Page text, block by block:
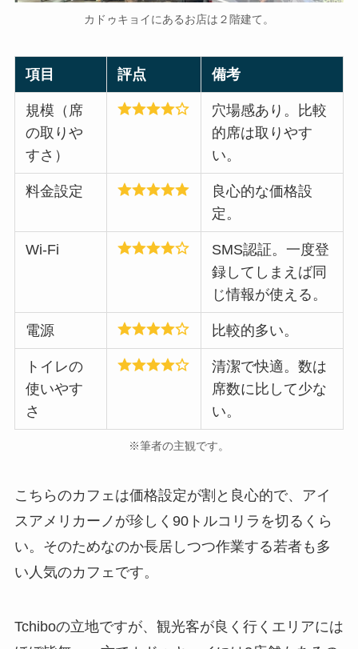
カドゥキョイにあるお店は２階建て。
項目 評点 備考
規模（席
の取りや
すさ）
穴場感あり。比較
的席は取りやす
い。
料金設定
良心的な価格設
定。
Wi-Fi
SMS認証。一度登
録してしまえば同
じ情報が使える。
電源 比較的多い。
トイレの
使いやす
さ
清潔で快適。数は
席数に比して少な
い。
※筆者の主観です。
こちらのカフェは価格設定が割と良心的で、アイ
スアメリカーノが珍しく90トルコリラを切るくら
い。そのためなのか長居しつつ作業する若者も多
い人気のカフェです。
Tchiboの立地ですが、観光客が良く行くエリアには